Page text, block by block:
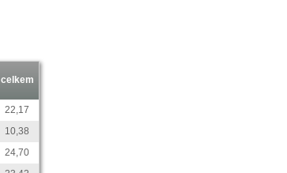
celkem
22,17
10,38
24,70